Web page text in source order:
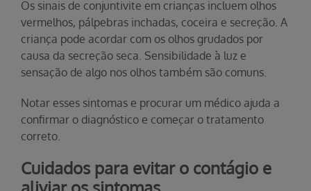
Os sinais de conjuntivite em crianças incluem olhos
vermelhos, pálpebras inchadas, coceira e secreção. A
criança pode acordar com os olhos grudados por
causa da secreção seca. Sensibilidade à luz e
sensação de algo nos olhos também são comuns.
Notar esses sintomas e procurar um médico ajuda a
confirmar o diagnóstico e começar o tratamento
correto.
Cuidados para evitar o contágio e